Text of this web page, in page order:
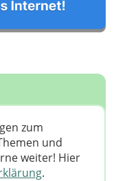
zum
und
weiter! ​Hier
.